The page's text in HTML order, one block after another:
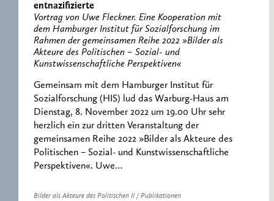
entnazifizierte
Vortrag von Uwe Fleckner. Eine Kooperation mit
dem Hamburger Institut für Sozialforschung im
Rahmen der gemeinsamen Reihe 2022 »Bilder als
Akteure des Politischen – Sozial- und
Kunstwissenschaftliche Perspektiven«
Gemeinsam mit dem Hamburger Institut für
Sozialforschung (HIS) lud das Warburg-Haus am
Dienstag, 8. November 2022 um 19.00 Uhr sehr
herzlich ein zur dritten Veranstaltung der
gemeinsamen Reihe 2022 »Bilder als Akteure des
Politischen – Sozial- und Kunstwissenschaftliche
Perspektiven«. Uwe…
Bilder als Akteure des Politischen II / Publikationen